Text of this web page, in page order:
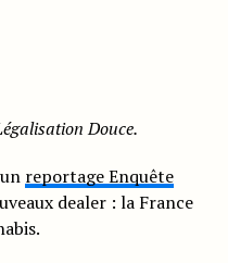
Douce.
reportage Enquête
dealer : la France